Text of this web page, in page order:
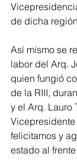
de dicha
Así mismo se
labor del Arq.
quien fungió
de la RIII,
y el Arq. Lauro
felicitamos y
estado al